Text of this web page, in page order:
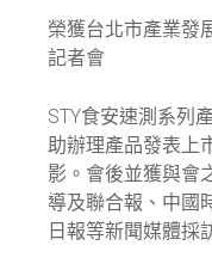
榮獲台北市產業發
記者會
STY食安速測系列
助辦理產品發表上
影。會後並獲與會
導及聯合報、中國
日報等新聞媒體採